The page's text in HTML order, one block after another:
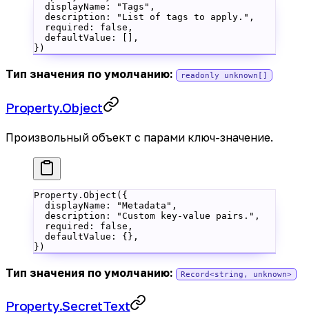
  displayName:
"Tags" ,
  description:
"List of tags to apply." ,
  required:
false ,
  defaultValue: [],
})
Тип значения по умолчанию: readonly unknown[]
Property.Object
Произвольный объект с парами ключ-значение.
Property. Object ({
  displayName:
"Metadata" ,
  description:
"Custom key-value pairs." ,
  required:
false ,
  defaultValue: {},
})
Тип значения по умолчанию: Record<string, unknown>
Property.SecretText